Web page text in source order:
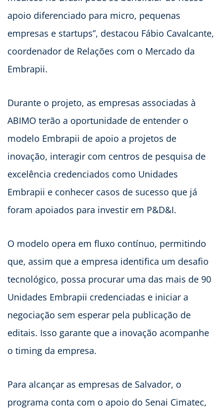
apoio diferenciado para micro, pequenas
empresas e startups”, destacou Fábio Cavalcante,
coordenador de Relações com o Mercado da
Embrapii.
Durante o projeto, as empresas associadas à
ABIMO terão a oportunidade de entender o
modelo Embrapii de apoio a projetos de
inovação, interagir com centros de pesquisa de
excelência credenciados como Unidades
Embrapii e conhecer casos de sucesso que já
foram apoiados para investir em P&D&I.
O modelo opera em fluxo contínuo, permitindo
que, assim que a empresa identifica um desafio
tecnológico, possa procurar uma das mais de 90
Unidades Embrapii credenciadas e iniciar a
negociação sem esperar pela publicação de
editais. Isso garante que a inovação acompanhe
o timing da empresa.
Para alcançar as empresas de Salvador, o
programa conta com o apoio do Senai Cimatec,